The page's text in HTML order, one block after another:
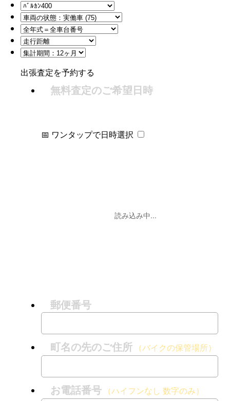
出張査定を予約する
無料査定のご希望日時
📅 ワンタップで日時選択
読み込み中...
郵便番号
町名の先のご住所 （バイクの保管場所）
お電話番号 （ハイフンなし 数字のみ）